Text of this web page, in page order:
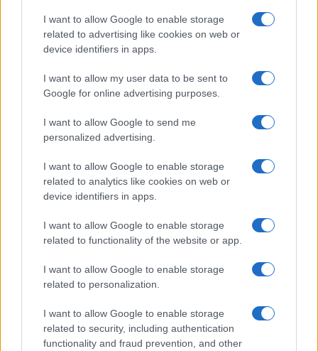
I want to allow Google to enable storage
related to advertising like cookies on web or
device identifiers in apps.
I want to allow my user data to be sent to
Google for online advertising purposes.
I want to allow Google to send me
personalized advertising.
I want to allow Google to enable storage
related to analytics like cookies on web or
device identifiers in apps.
I want to allow Google to enable storage
related to functionality of the website or app.
I want to allow Google to enable storage
related to personalization.
I want to allow Google to enable storage
related to security, including authentication
functionality and fraud prevention, and other
Scoperte carcasse di moto e motori in container
destinati al Senegal
NOTIZIE